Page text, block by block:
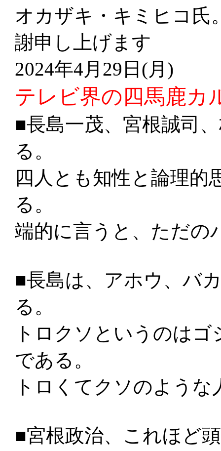
オカザキ・キミヒコ氏
謝申し上げます
2024年4月29日(月)
テレビ界の四馬鹿
■長島一茂、宮根誠司
る。
四人とも知性と論理的
る。
端的に言うと、ただの
■長島は、アホウ、バ
る。
トロクソというのは
である。
トロくてクソのよう
■宮根政治、これほど